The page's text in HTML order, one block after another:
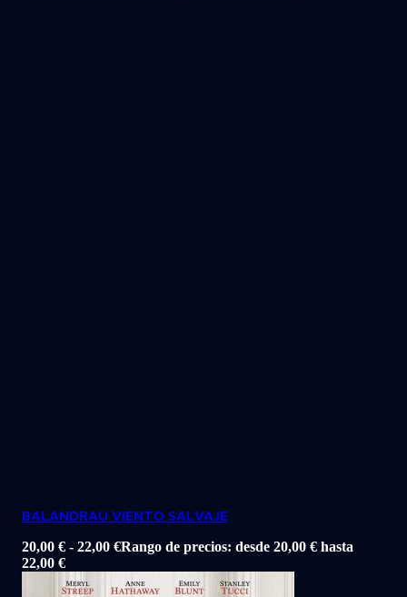
BALANDRAU VIENTO SALVAJE
20,00 € - 22,00 €Rango de precios: desde 20,00 € hasta
22,00 €